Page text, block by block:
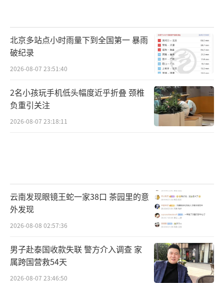
北京多站点小时雨量下到全国第一 暴雨
破纪录
2026-08-07 23:51:40
2名小孩玩手机低头幅度近乎折叠 颈椎
负重引关注
2026-08-07 23:18:11
云南发现眼镜王蛇一家38口 茶园里的意
外发现
2026-08-08 02:57:36
男子赴泰国收款失联 警方介入调查 家
属跨国营救54天
2026-08-07 23:46:50